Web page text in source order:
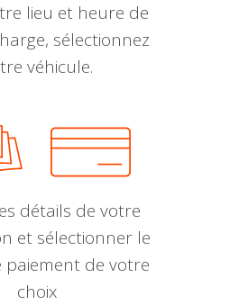
lieu et heure de
sélectionnez
véhicule.
détails de votre
et sélectionner le
paiement de votre
choix